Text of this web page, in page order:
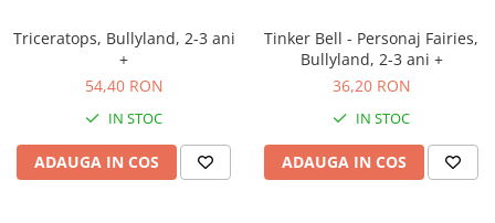
Triceratops, Bullyland, 2-3 ani
+
54,40 RON
IN STOC
ADAUGA IN COS
Tinker Bell - Personaj Fairies,
Bullyland, 2-3 ani +
36,20 RON
IN STOC
ADAUGA IN COS